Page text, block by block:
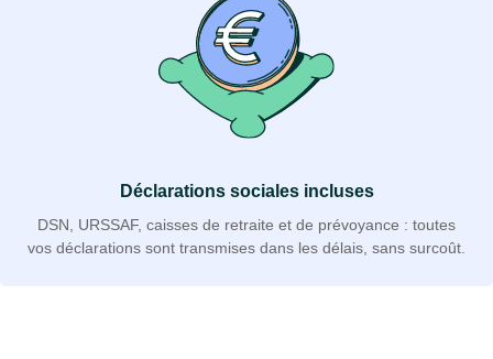
Déclarations sociales incluses
DSN, URSSAF, caisses de retraite et de prévoyance : toutes
vos déclarations sont transmises dans les délais, sans surcoût.